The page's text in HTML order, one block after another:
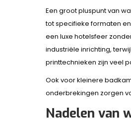
Een groot pluspunt van
tot specifieke formaten
een luxe hotelsfeer
industriële inrichting,
printtechnieken zijn veel
Ook voor kleinere
onderbrekingen zorgen
Nadelen van